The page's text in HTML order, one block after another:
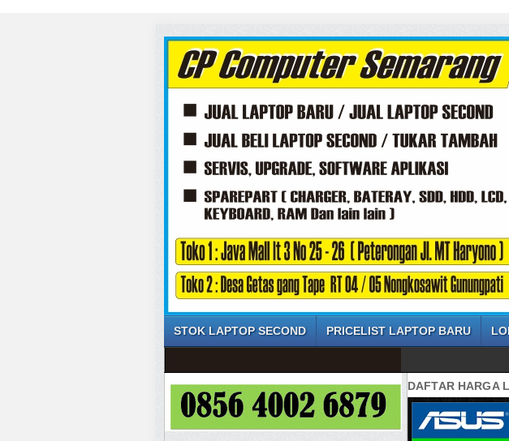
STOK LAPTOP SECOND PRICELIST LAPTOP BARU
DAFTAR HARGA